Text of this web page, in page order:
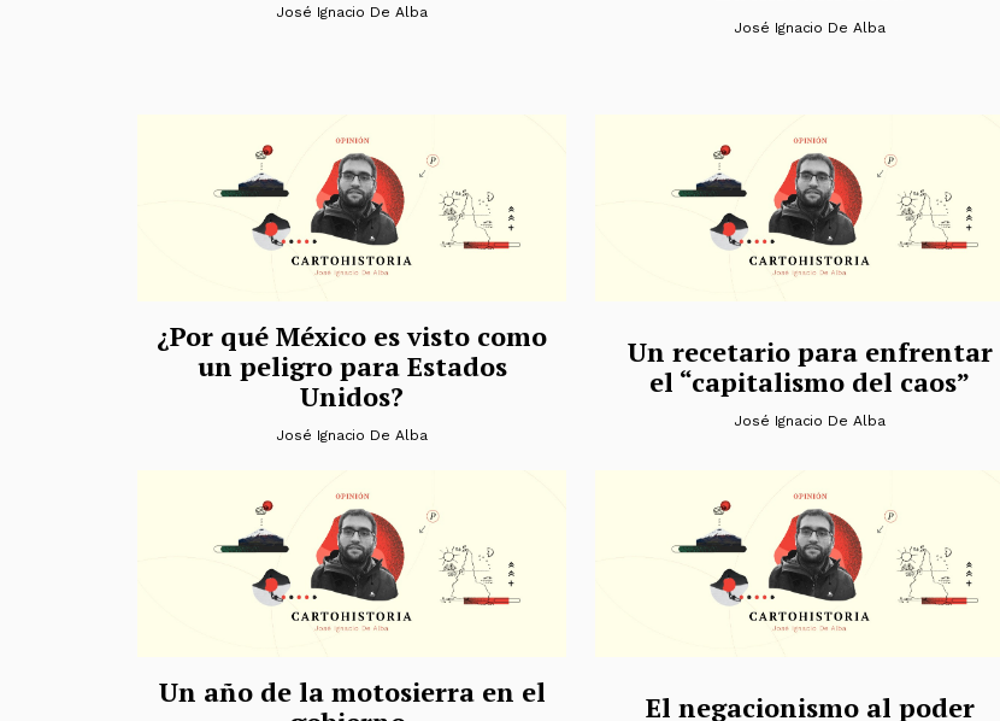
José Ignacio De Alba
José Ignacio De Alba
¿Por qué México es visto como
un peligro para Estados
Unidos?
José Ignacio De Alba
Un recetario para enfrentar
el “capitalismo del caos”
José Ignacio De Alba
Un año de la motosierra en el
El negacionismo al poder